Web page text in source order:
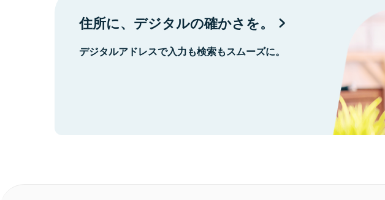
住所に、デジタルの確かさを。
デジタルアドレスで入力も検索もスムーズに。